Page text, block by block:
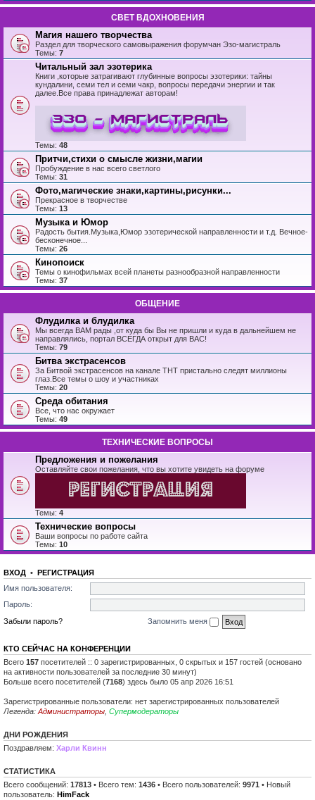
СВЕТ ВДОХНОВЕНИЯ
Магия нашего творчества
Раздел для творческого самовыражения форумчан Эзо-магистраль
Темы: 7
Читальный зал эзотерика
Книги ,которые затрагивают глубинные вопросы эзотерики: тайны
кундалини, семи тел и семи чакр, вопросы передачи энергии и так
далее.Все права принадлежат авторам!
Темы: 48
Притчи,стихи о смысле жизни,магии
Пробуждение в нас всего светлого
Темы: 31
Фото,магические знаки,картины,рисунки...
Прекрасное в творчестве
Темы: 13
Музыка и Юмор
Радость бытия.Музыка,Юмор эзотерической направленности и т.д. Вечное-
бесконечное...
Темы: 26
Кинопоиск
Темы о кинофильмах всей планеты разнообразной направленности
Темы: 37
ОБЩЕНИЕ
Флудилка и блудилка
Мы всегда ВАМ рады ,от куда бы Вы не пришли и куда в дальнейшем не
направлялись, портал ВСЕГДА открыт для ВАС!
Темы: 79
Битва экстрасенсов
За Битвой экстрасенсов на канале ТНТ пристально следят миллионы
глаз.Все темы о шоу и участниках
Темы: 20
Среда обитания
Все, что нас окружает
Темы: 49
ТЕХНИЧЕСКИЕ ВОПРОСЫ
Предложения и пожелания
Оставляйте свои пожелания, что вы хотите увидеть на форуме
Темы: 4
Технические вопросы
Ваши вопросы по работе сайта
Темы: 10
ВХОД • РЕГИСТРАЦИЯ
Имя пользователя:
Пароль:
Забыли пароль?
Запомнить меня
КТО СЕЙЧАС НА КОНФЕРЕНЦИИ
Всего 157 посетителей :: 0 зарегистрированных, 0 скрытых и 157 гостей (основано
на активности пользователей за последние 30 минут)
Больше всего посетителей (7168) здесь было 05 апр 2026 16:51
Зарегистрированные пользователи: нет зарегистрированных пользователей
Легенда: Администраторы Супермодераторы
ДНИ РОЖДЕНИЯ
Поздравляем: Харли Квинн
СТАТИСТИКА
Всего сообщений: 17813 • Всего тем: 1436 • Всего пользователей: 9971 • Новый
пользователь: HimFack